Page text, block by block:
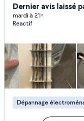
en général Peinture intérieure / extérieure Plâtre, enduit,
rebouchage, finitions Réparations diverses Dépannage et
réparation machine à laver Montage,
soigné Ponctuel et à l'écoute Respect des délais Tarifs
honnêtes N'hésitez pas à me contacter, je réponds
rapidement et je
Dernier avis laissé
mardi à 21h
Reactif
Dépannage